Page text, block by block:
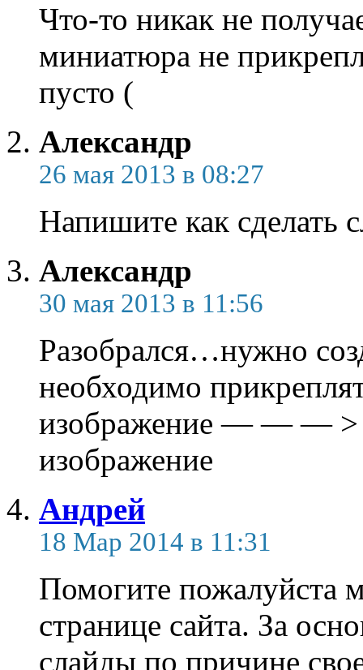
Что-то никак не
миниатюра не
пусто (
Александр
26 мая 2013 в 08:27
Напишите как сделать
Александр
30 мая 2013 в 11:56
Разобрался…нужно
необходимо
изображение — — — >
изображение
Андрей
18 Мар 2014 в 11:31
Помогите пожалуйста
странице сайта. За
слайды по причине